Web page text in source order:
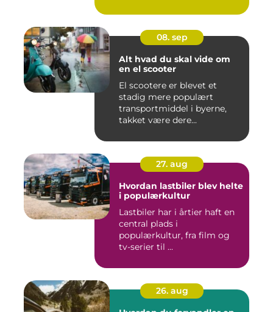
08. sep
Alt hvad du skal vide om
en el scooter
El scootere er blevet et
stadig mere populært
transportmiddel i byerne,
takket være dere...
27. aug
Hvordan lastbiler blev helte
i populærkultur
Lastbiler har i årtier haft en
central plads i
populærkultur, fra film og
tv-serier til ...
26. aug